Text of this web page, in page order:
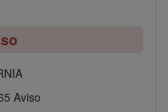
Aviso